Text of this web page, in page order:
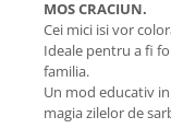
MOS CRACIUN.
Cei mici isi vor
Ideale pentru a fi
familia.
Un mod educativ
magia zilelor de